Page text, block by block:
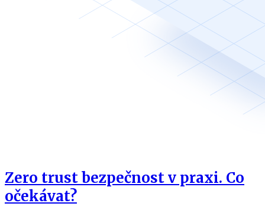
Zero trust bezpečnost v praxi. Co
očekávat?